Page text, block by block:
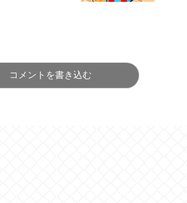
コメントを書き込む